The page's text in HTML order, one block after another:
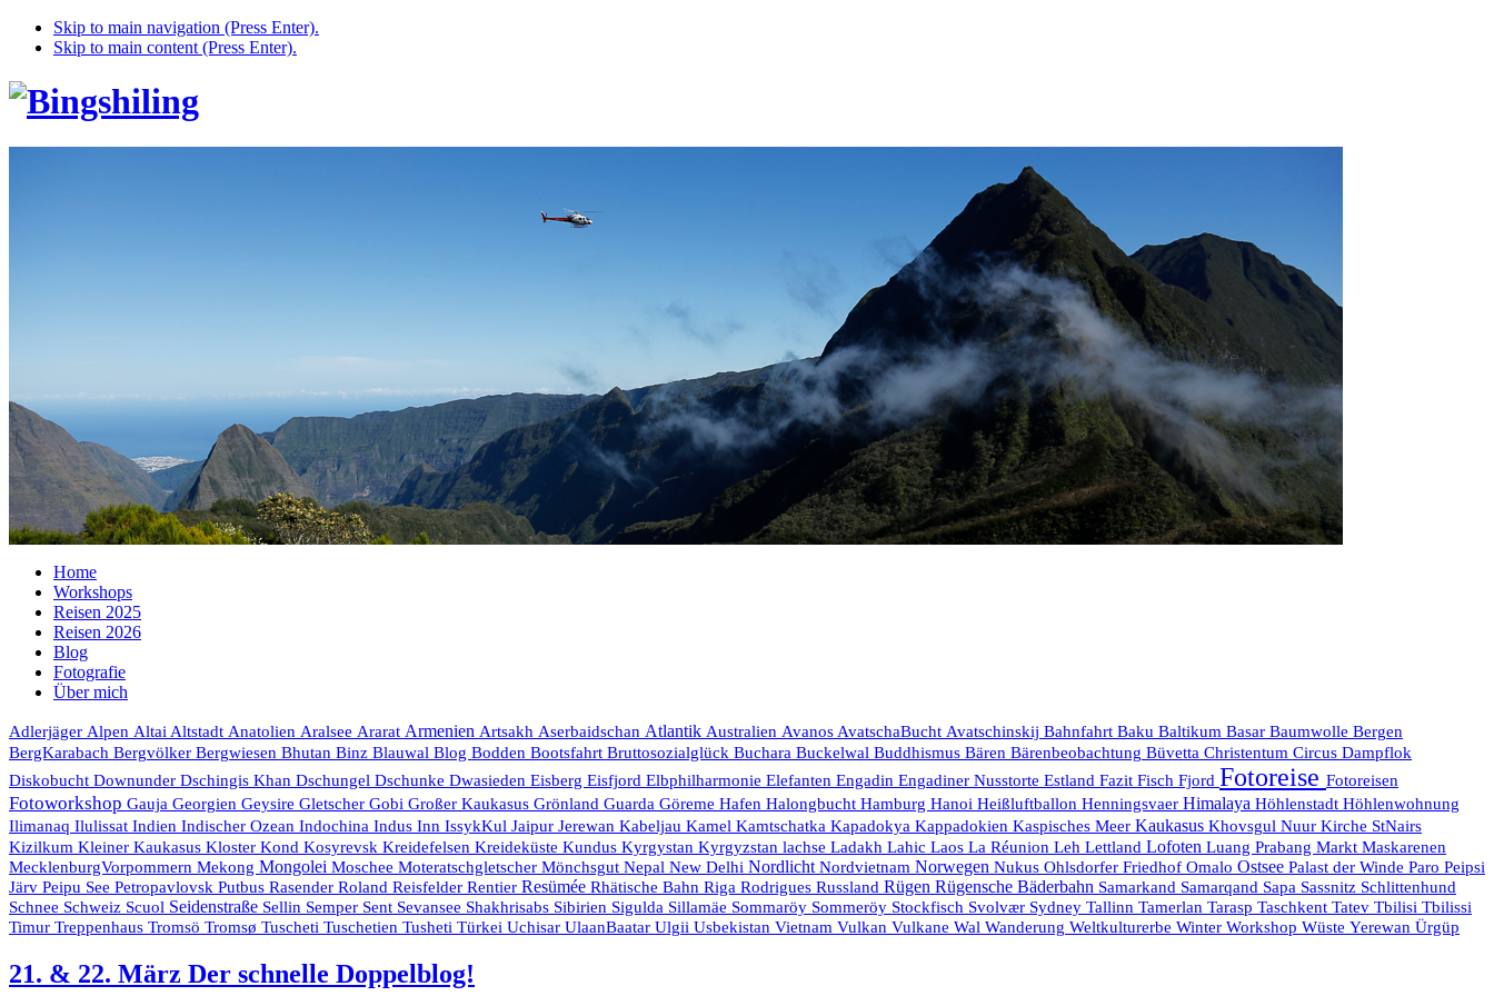
Skip to main navigation (Press Enter).
Skip to main content (Press Enter).
Home
Workshops
Reisen 2025
Reisen 2026
Blog
Fotografie
Über mich
Adlerjäger Alpen Altai Altstadt Anatolien Aralsee Ararat Armenien Artsakh Aserbaidschan Atlantik Australien Avanos AvatschaBucht Avatschinskij Bahnfahrt Baku Baltikum Basar Baumwolle Bergen
BergKarabach Bergvölker Bergwiesen Bhutan Binz Blauwal Blog Bodden Bootsfahrt Bruttosozialglück Buchara Buckelwal Buddhismus Bären Bärenbeobachtung Büvetta Christentum Circus Dampflok
Diskobucht Downunder Dschingis Khan Dschungel Dschunke Dwasieden Eisberg Eisfjord Elbphilharmonie Elefanten Engadin Engadiner Nusstorte Estland Fazit Fisch Fjord Fotoreise Fotoreisen
Fotoworkshop Gauja Georgien Geysire Gletscher Gobi Großer Kaukasus Grönland Guarda Göreme Hafen Halongbucht Hamburg Hanoi Heißluftballon Henningsvaer Himalaya Höhlenstadt Höhlenwohnung
Ilimanaq Ilulissat Indien Indischer Ozean Indochina Indus Inn IssykKul Jaipur Jerewan Kabeljau Kamel Kamtschatka Kapadokya Kappadokien Kaspisches Meer Kaukasus Khovsgul Nuur Kirche StNairs
Kizilkum Kleiner Kaukasus Kloster Kond Kosyrevsk Kreidefelsen Kreideküste Kundus Kyrgystan Kyrgyzstan lachse Ladakh Lahic Laos La Réunion Leh Lettland Lofoten Luang Prabang Markt Maskarenen
MecklenburgVorpommern Mekong Mongolei Moschee Moteratschgletscher Mönchsgut Nepal New Delhi Nordlicht Nordvietnam Norwegen Nukus Ohlsdorfer Friedhof Omalo Ostsee Palast der Winde Paro Peipsi
Järv Peipu See Petropavlovsk Putbus Rasender Roland Reisfelder Rentier Resümée Rhätische Bahn Riga Rodrigues Russland Rügen Rügensche Bäderbahn Samarkand Samarqand Sapa Sassnitz Schlittenhund
Schnee Schweiz Scuol Seidenstraße Sellin Semper Sent Sevansee Shakhrisabs Sibirien Sigulda Sillamäe Sommaröy Sommeröy Stockfisch Svolvær Sydney Tallinn Tamerlan Tarasp Taschkent Tatev Tbilisi Tbilissi
Timur Treppenhaus Tromsö Tromsø Tuscheti Tuschetien Tusheti Türkei Uchisar UlaanBaatar Ulgii Usbekistan Vietnam Vulkan Vulkane Wal Wanderung Weltkulturerbe Winter Workshop Wüste Yerewan Ürgüp
21. & 22. März Der schnelle Doppelblog!